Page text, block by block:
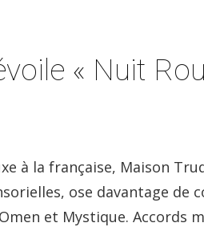
« Nuit
à la française, Maison
ose davantage de
et Mystique. Accords